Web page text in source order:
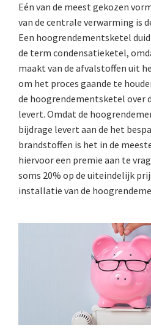
Eén van de meest gekozen
van de centrale verwarming is
Een hoogrendementsketel
de term condensatieketel,
maakt van de afvalstoffen uit
om het proces gaande te
de hoogrendementsketel over
levert. Omdat de
bijdrage levert aan de het
brandstoffen is het in de
hiervoor een premie aan te
soms 20% op de uiteindelijk
installatie van de